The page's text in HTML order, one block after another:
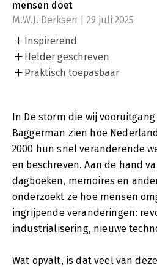
mensen doet
M.W.J. Derksen | 29 juli 2025
Inspirerend
Helder geschreven
Praktisch toepasbaar
In De storm die wij
Baggerman zien hoe
2000 hun snel veranderende
en beschreven. Aan de hand
dagboeken, memoires en
onderzoekt ze hoe mensen
ingrijpende veranderingen:
industrialisering, nieuwe
Wat opvalt, is dat veel van